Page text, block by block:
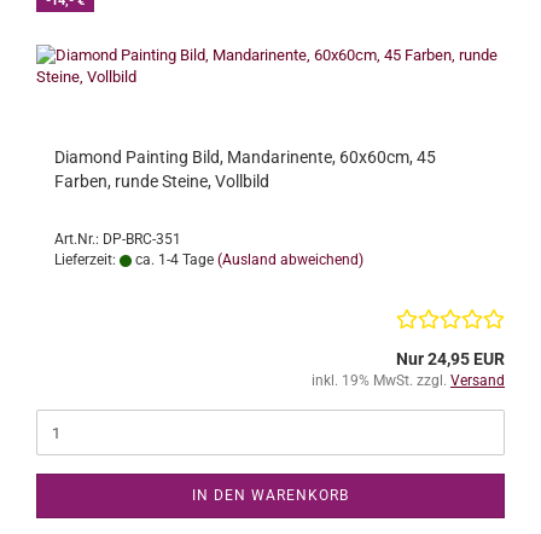
Diamond Painting Bild, Mandarinente, 60x60cm, 45
Farben, runde Steine, Vollbild
Art.Nr.: DP-BRC-351
Lieferzeit:
ca. 1-4 Tage (Ausland abweichend)
Nur 24,95 EUR
inkl. 19% MwSt. zzgl. Versand
IN DEN WARENKORB